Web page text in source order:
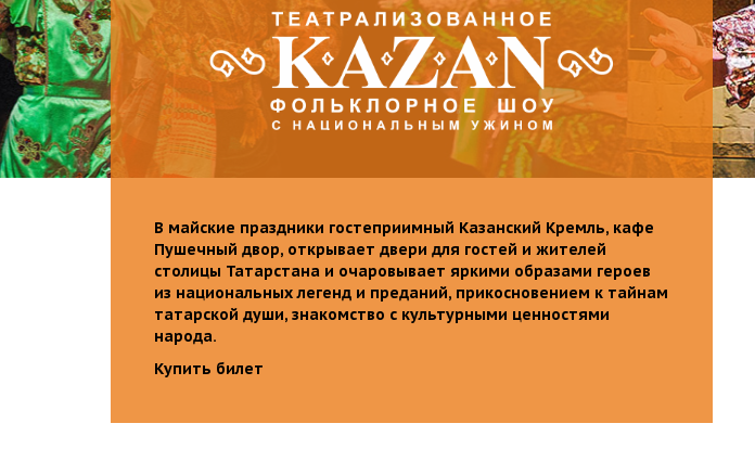
В майские праздники гостеприимный Казанский Кремль, кафе
Пушечный двор, открывает двери для гостей и жителей
столицы Татарстана и очаровывает яркими образами героев
из национальных легенд и преданий, прикосновением к тайнам
татарской души, знакомство с культурными ценностями
народа.
Купить билет